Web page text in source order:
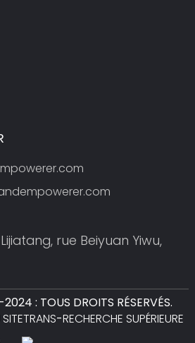
rue Beiyuan Yiwu,
: TOUS DROITS RÉSERVÉS.
-RECHERCHE SUPÉRIEURE